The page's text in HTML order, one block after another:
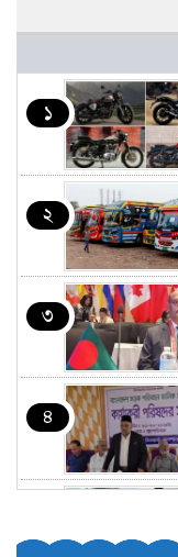
১
২
৩
৪